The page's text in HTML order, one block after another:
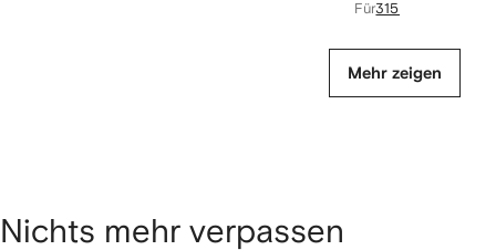
Für315 €
Mehr zeigen
Nichts mehr verpassen